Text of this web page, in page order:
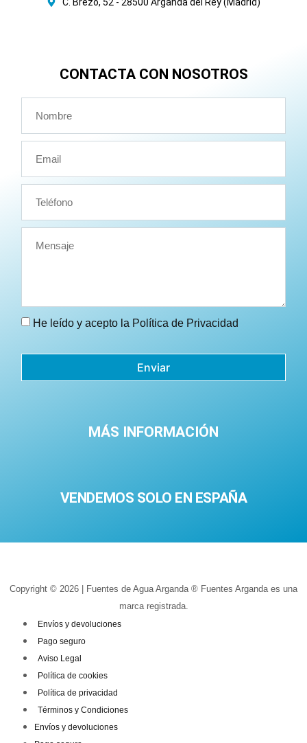
C. Brezo, 52 - 28500 Arganda del Rey (Madrid)
CONTACTA CON NOSOTROS
He leído y acepto la Política de Privacidad
Enviar
MÁS INFORMACIÓN
VENDEMOS SOLO EN ESPAÑA
Copyright © 2026 | Fuentes de Agua Arganda ® Fuentes Arganda es una
marca registrada.
Envíos y devoluciones
Pago seguro
Aviso Legal
Política de cookies
Política de privacidad
Términos y Condiciones
Envíos y devoluciones